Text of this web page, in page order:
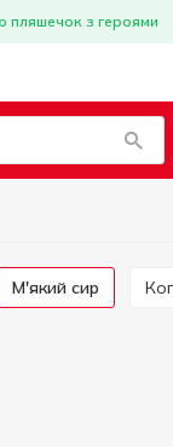
пляшечок з героями
М'який сир